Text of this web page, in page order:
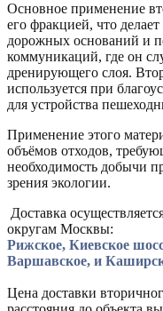
Основное применение
его фракцией, что
дорожных оснований и
коммуникаций, где он
дренирующего слоя.
используется при
для устройства
Применение этого
объёмов отходов,
необходимость добычи
зрения экологии.
Доставка
округам Москвы:
Рижское, Киевское ш
Варшавское, и
Цена доставки